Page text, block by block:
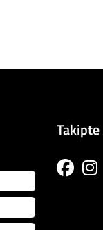
Takipte